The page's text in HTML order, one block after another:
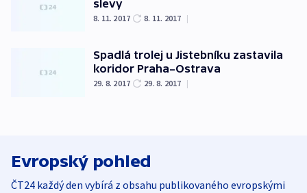
slevy
8. 11. 2017 8. 11. 2017 |
Spadlá trolej u Jistebníku zastavila
koridor Praha–Ostrava
29. 8. 2017 29. 8. 2017 |
Evropský pohled
ČT24 každý den vybírá z obsahu publikovaného evropskými